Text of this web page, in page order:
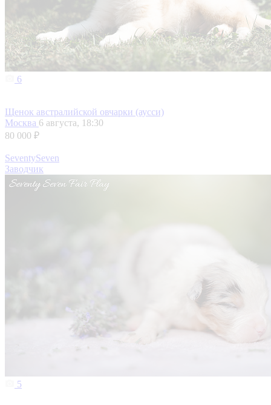
6
Щенок австралийской овчарки (аусси)
Москва 6 августа, 18:30
80 000 ₽
SeventySeven
Заводчик
5